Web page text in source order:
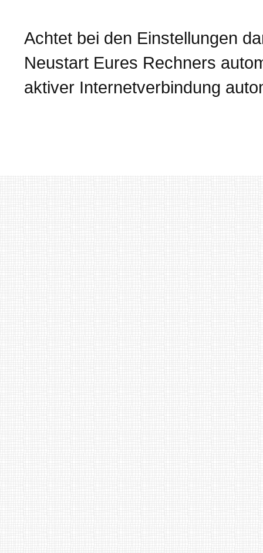
Achtet bei den Einstellungen
Neustart Eures Rechners
aktiver Internetverbindung